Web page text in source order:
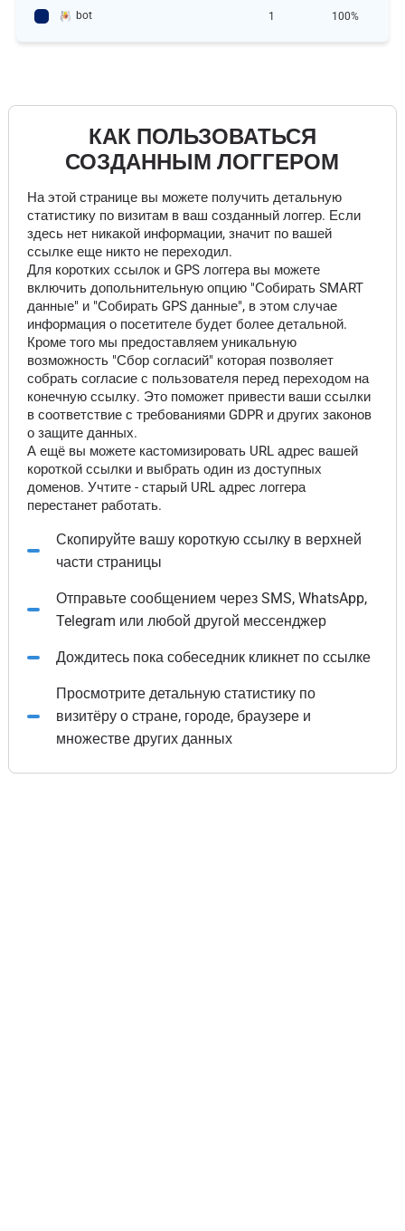
bot 1 100%
КАК ПОЛЬЗОВАТЬСЯ
СОЗДАННЫМ ЛОГГЕРОМ
На этой странице вы можете получить детальную
статистику по визитам в ваш созданный логгер. Если
здесь нет никакой информации, значит по вашей
ссылке еще никто не переходил.
Для коротких ссылок и GPS логгера вы можете
включить допольнительную опцию "Собирать SMART
данные" и "Собирать GPS данные", в этом случае
информация о посетителе будет более детальной.
Кроме того мы предоставляем уникальную
возможность "Сбор согласий" которая позволяет
собрать согласие с пользователя перед переходом на
конечную ссылку. Это поможет привести ваши ссылки
в соответствие с требованиями GDPR и других законов
о защите данных.
А ещё вы можете кастомизировать URL адрес вашей
короткой ссылки и выбрать один из доступных
доменов. Учтите - старый URL адрес логгера
перестанет работать.
Скопируйте вашу короткую ссылку в верхней
части страницы
Отправьте сообщением через SMS, WhatsApp,
Telegram или любой другой мессенджер
Дождитесь пока собеседник кликнет по ссылке
Просмотрите детальную статистику по
визитёру о стране, городе, браузере и
множестве других данных